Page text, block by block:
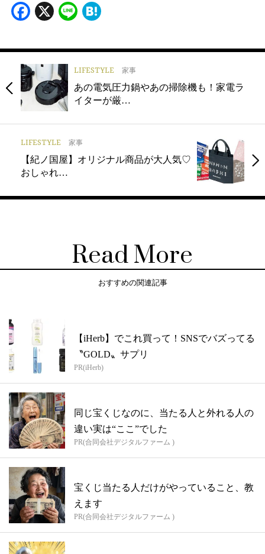
Facebook
X Line
LIFESTYLE 家事
あの電気圧力鍋やあの掃除機も！家電ラ
イターが厳…
LIFESTYLE 家事
【紀ノ国屋】オリジナル商品が大人気♡
おしゃれ…
Read More
おすすめの関連記事
【iHerb】でこれ買って！SNSでバズってる
〝GOLD〟サプリ
PR(iHerb)
同じ宝くじなのに、当たる人と外れる人の
違い実は“ここ”でした
PR(合同会社デジタルファーム )
宝くじ当たる人だけがやっていること、教
えます
PR(合同会社デジタルファーム )